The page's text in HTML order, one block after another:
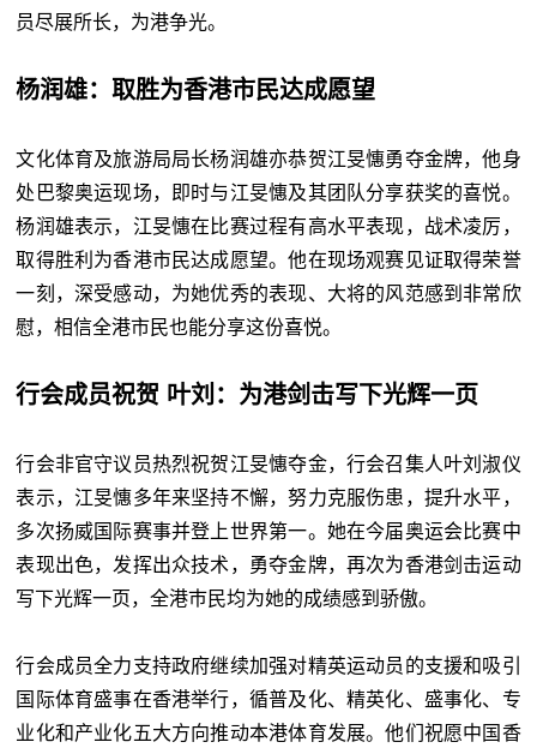
员尽展所长，为港争光。
杨润雄：取胜为香港市民达成愿望
文化体育及旅游局局长杨润雄亦恭贺江旻憓勇夺金牌，他身
处巴黎奥运现场，即时与江旻憓及其团队分享获奖的喜悦。
杨润雄表示，江旻憓在比赛过程有高水平表现，战术凌厉，
取得胜利为香港市民达成愿望。他在现场观赛见证取得荣誉
一刻，深受感动，为她优秀的表现、大将的风范感到非常欣
慰，相信全港市民也能分享这份喜悦。
行会成员祝贺 叶刘：为港剑击写下光辉一页
行会非官守议员热烈祝贺江旻憓夺金，行会召集人叶刘淑仪
表示，江旻憓多年来坚持不懈，努力克服伤患，提升水平，
多次扬威国际赛事并登上世界第一。她在今届奥运会比赛中
表现出色，发挥出众技术，勇夺金牌，再次为香港剑击运动
写下光辉一页，全港巿民均为她的成绩感到骄傲。
行会成员全力支持政府继续加强对精英运动员的支援和吸引
国际体育盛事在香港举行，循普及化、精英化、盛事化、专
业化和产业化五大方向推动本港体育发展。他们祝愿中国香